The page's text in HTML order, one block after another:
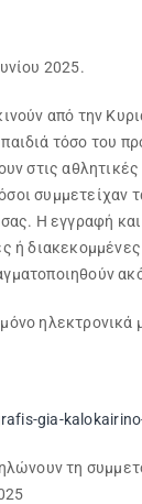
2025.
από την
τόσο του
στις
συμμετείχαν
Η εγγραφή
ή
ηλεκτρονικά
gia-
τη